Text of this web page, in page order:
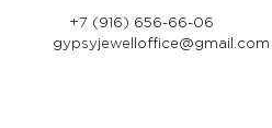
+7 (916) 656-66-06
gypsyjewelloffice@gmail.com